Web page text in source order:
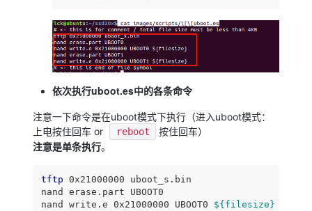
依次执行uboot.es中的各条命令
注意一下命令是在uboot模式下执行（进入uboot模式：
上电按住回车 or
reboot 按住回车）
注意是单条执行。
tftp 0x21000000 uboot_s.bin
nand erase.part UBOOT0
nand write.e 0x21000000 UBOOT0 ${filesize}